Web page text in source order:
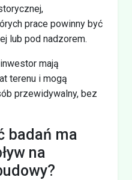
prace powinny być
lub pod nadzorem.
mają
terenu i mogą
przewidywalny, bez
badań ma
na